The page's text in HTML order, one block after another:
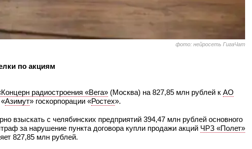
фото: нейросеть ГигаЧат
по акциям
радиостроения «Вега» (Москва) на 827,85 млн рублей к АО
Азимут» госкорпорации «Ростех».
взыскать с челябинских предприятий 394,47 млн рублей основного
за нарушение пункта договора купли продажи акций ЧРЗ «Полет»
827,85 млн рублей.